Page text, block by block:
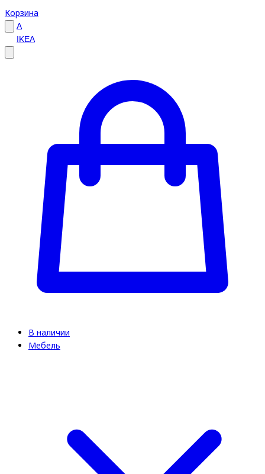
Корзина
A
IKEA
В наличии
Мебель